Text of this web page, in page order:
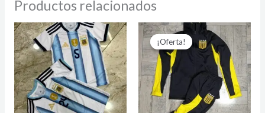
Productos relacionados
¡Oferta!
¡Oferta!
El
precio
original
era:
$71.300.
El
precio
actual
es:
$46.500.